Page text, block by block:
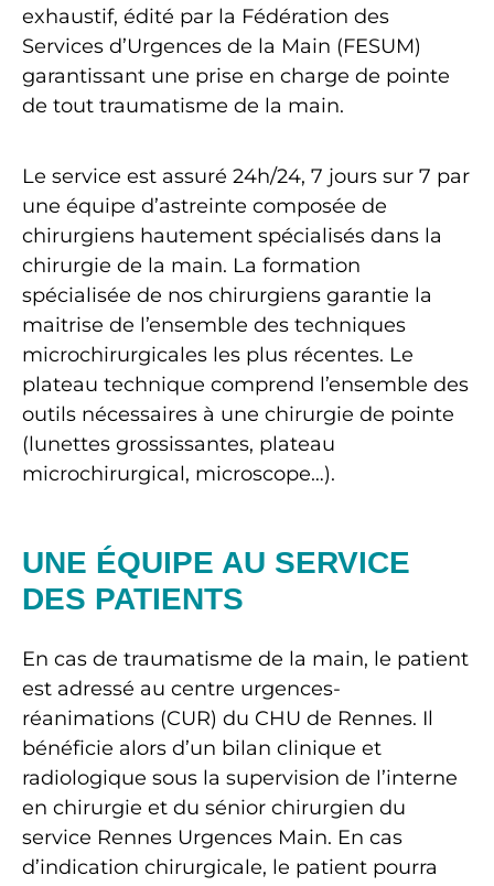
exhaustif, édité par la Fédération des
Services d’Urgences de la Main (FESUM)
garantissant une prise en charge de pointe
de tout traumatisme de la main.
Le service est assuré 24h/24, 7 jours sur 7 par
une équipe d’astreinte composée de
chirurgiens hautement spécialisés dans la
chirurgie de la main. La formation
spécialisée de nos chirurgiens garantie la
maitrise de l’ensemble des techniques
microchirurgicales les plus récentes. Le
plateau technique comprend l’ensemble des
outils nécessaires à une chirurgie de pointe
(lunettes grossissantes, plateau
microchirurgical, microscope…).
UNE ÉQUIPE AU SERVICE
DES PATIENTS
En cas de traumatisme de la main, le patient
est adressé au centre urgences-
réanimations (CUR) du CHU de Rennes. Il
bénéficie alors d’un bilan clinique et
radiologique sous la supervision de l’interne
en chirurgie et du sénior chirurgien du
service Rennes Urgences Main. En cas
d’indication chirurgicale, le patient pourra